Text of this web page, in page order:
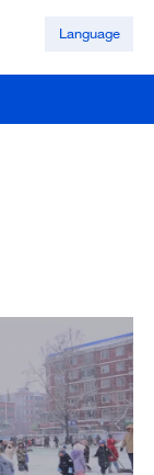
Language